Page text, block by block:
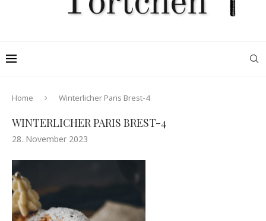
Home Winterlicher Paris Brest-4
WINTERLICHER PARIS BREST-4
28. November 2023